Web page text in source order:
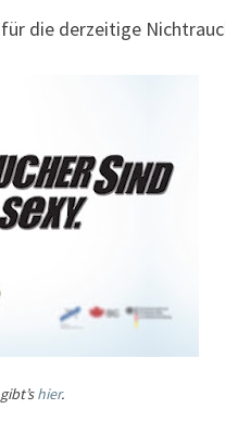
die derzeitige
hier.